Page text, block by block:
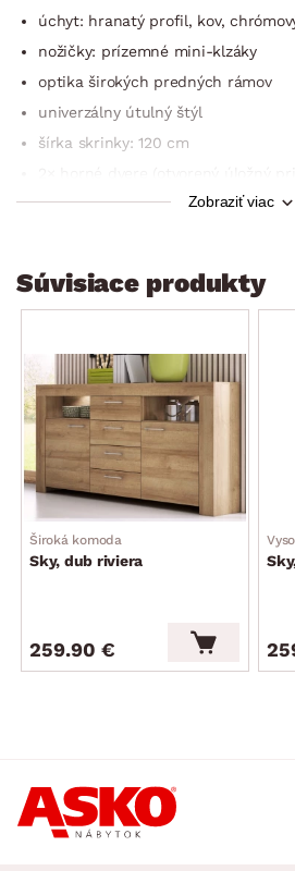
úchyt: hranatý profil, kov,
nožičky: prízemné mini-klzáky
optika širokých predných rámov
univerzálny útulný štýl
šírka skrinky: 120 cm
1× ľavé dolné dvere (otvorený
Zobraziť viac
Súvisiace produkty
Široká komoda
Sky, dub riviera
259.90 €